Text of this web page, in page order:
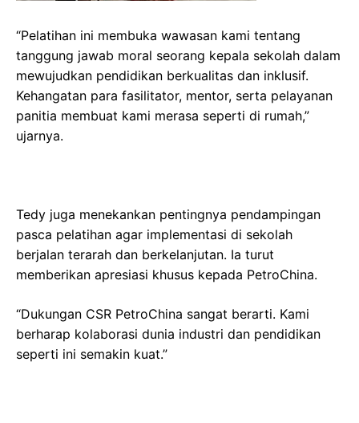
“Pelatihan ini membuka wawasan kami tentang
tanggung jawab moral seorang kepala sekolah dalam
mewujudkan pendidikan berkualitas dan inklusif.
Kehangatan para fasilitator, mentor, serta pelayanan
panitia membuat kami merasa seperti di rumah,”
ujarnya.
Tedy juga menekankan pentingnya pendampingan
pasca pelatihan agar implementasi di sekolah
berjalan terarah dan berkelanjutan. Ia turut
memberikan apresiasi khusus kepada PetroChina.
“Dukungan CSR PetroChina sangat berarti. Kami
berharap kolaborasi dunia industri dan pendidikan
seperti ini semakin kuat.”